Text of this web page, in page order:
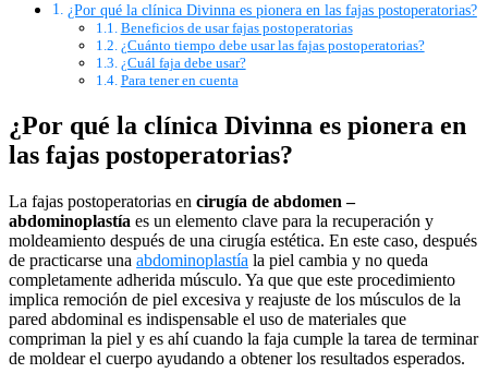
¿Por qué la clínica Divinna es pionera en las fajas postoperatorias?
Beneficios de usar fajas postoperatorias
¿Cuánto tiempo debe usar las fajas postoperatorias?
¿Cuál faja debe usar?
Para tener en cuenta
¿Por qué la clínica Divinna es pionera en
las fajas postoperatorias?
La fajas postoperatorias en cirugía de abdomen –
abdominoplastía es un elemento clave para la recuperación y
moldeamiento después de una cirugía estética. En este caso, después
de practicarse una abdominoplastía la piel cambia y no queda
completamente adherida músculo. Ya que que este procedimiento
implica remoción de piel excesiva y reajuste de los músculos de la
pared abdominal es indispensable el uso de materiales que
compriman la piel y es ahí cuando la faja cumple la tarea de terminar
de moldear el cuerpo ayudando a obtener los resultados esperados.